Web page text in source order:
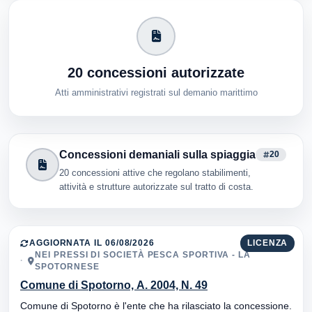
20 concessioni autorizzate
Atti amministrativi registrati sul demanio marittimo
Concessioni demaniali sulla spiaggia
20 concessioni attive che regolano stabilimenti,
attività e strutture autorizzate sul tratto di costa.
20
LICENZA
AGGIORNATA IL 06/08/2026
NEI PRESSI DI SOCIETÀ PESCA SPORTIVA - LA
SPOTORNESE
Comune di Spotorno, A. 2004, N. 49
Comune di Spotorno è l'ente che ha rilasciato la concessione.